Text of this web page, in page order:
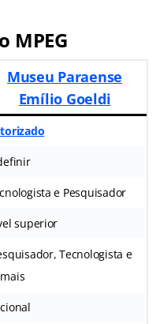
MPEG
Museu Paraense
Emílio Goeldi
e Pesquisador
superior
Tecnologista e